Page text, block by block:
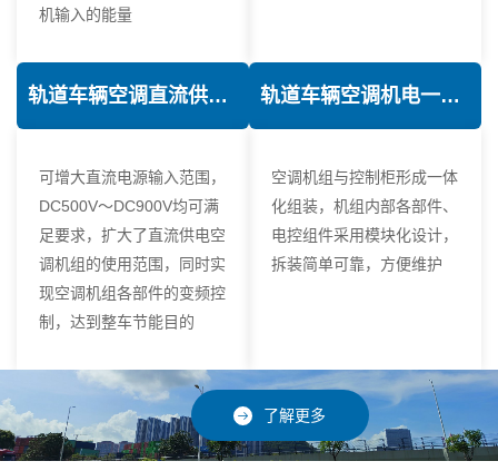
机输入的能量
轨道车辆空调直流供电技术
可增大直流电源输入范围，
DC500V～DC900V均可满
足要求，扩大了直流供电空
调机组的使用范围，同时实
现空调机组各部件的变频控
制，达到整车节能目的
轨道车辆空调机电一体化技术
空调机组与控制柜形成一体
化组装，机组内部各部件、
电控组件采用模块化设计，
拆装简单可靠，方便维护
了解更多